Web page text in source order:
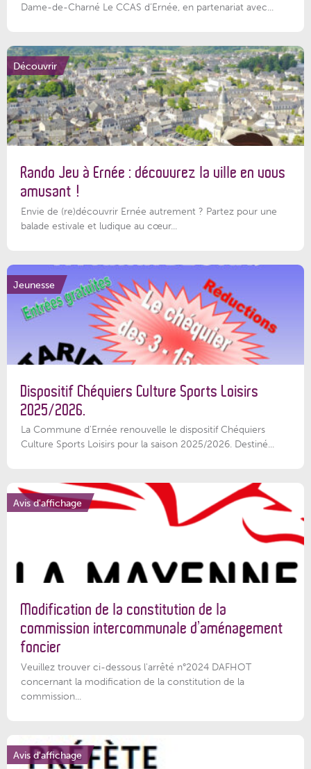
Dame-de-Charné Le CCAS d’Ernée, en partenariat avec...
Découvrir
Rando Jeu à Ernée : découvrez la ville en vous
amusant !
Envie de (re)découvrir Ernée autrement ? Partez pour une
balade estivale et ludique au cœur...
Jeunesse
Dispositif Chéquiers Culture Sports Loisirs
2025/2026.
La Commune d'Ernée renouvelle le dispositif Chéquiers
Culture Sports Loisirs pour la saison 2025/2026. Destiné...
Avis d'affichage
Modification de la constitution de la
commission intercommunale d’aménagement
foncier
Veuillez trouver ci-dessous l'arrêté n°2024 DAFHOT
concernant la modification de la constitution de la
commission...
Avis d'affichage